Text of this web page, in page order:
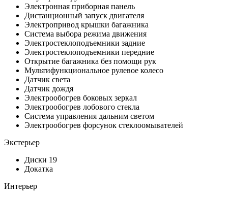
Электронная приборная панель
Дистанционный запуск двигателя
Электропривод крышки багажника
Система выбора режима движения
Электростеклоподъемники задние
Электростеклоподъемники передние
Открытие багажника без помощи рук
Мультифункциональное рулевое колесо
Датчик света
Датчик дождя
Электрообогрев боковых зеркал
Электрообогрев лобового стекла
Система управления дальним светом
Электрообогрев форсунок стеклоомывателей
Экстерьер
Диски 19
Докатка
Интерьер